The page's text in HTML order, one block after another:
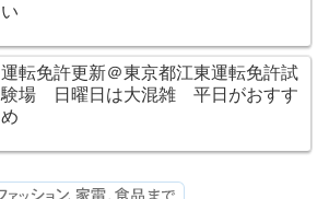
い
運転免許更新＠東京都江東運転免許試
験場 日曜日は大混雑 平日がおすす
め